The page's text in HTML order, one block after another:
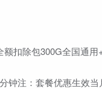
扣除包300G全国通
钟注：套餐优惠生效